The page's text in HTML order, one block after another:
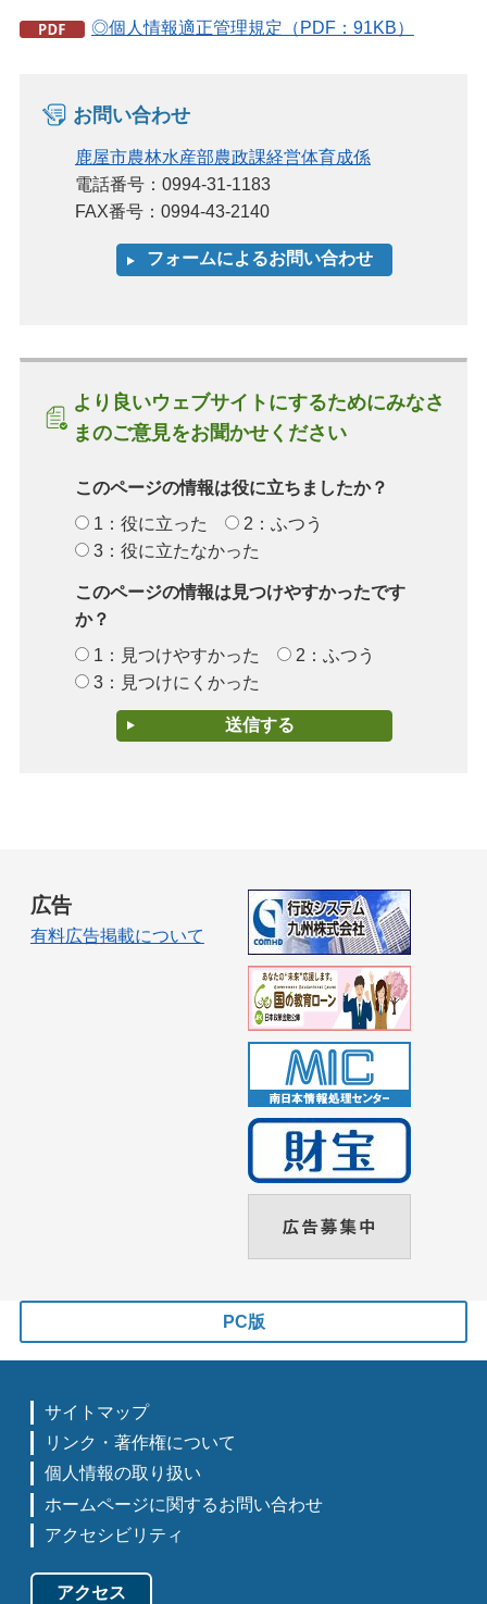
◎個人情報適正管理規定（PDF：91KB）
お問い合わせ
鹿屋市農林水産部農政課経営体育成係
電話番号：0994-31-1183
FAX番号：0994-43-2140
より良いウェブサイトにするためにみなさ
まのご意見をお聞かせください
このページの情報は役に立ちましたか？
1：役に立った
2：ふつう
3：役に立たなかった
このページの情報は見つけやすかったです
か？
1：見つけやすかった
2：ふつう
3：見つけにくかった
広告
有料広告掲載について
PC版
サイトマップ
リンク・著作権について
個人情報の取り扱い
ホームページに関するお問い合わせ
アクセシビリティ
アクセス